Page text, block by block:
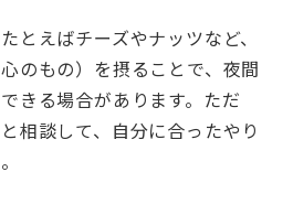
とえばチーズやナッツなど、
のもの）を摂ることで、夜間
きる場合があります。ただ
相談して、自分に合ったやり